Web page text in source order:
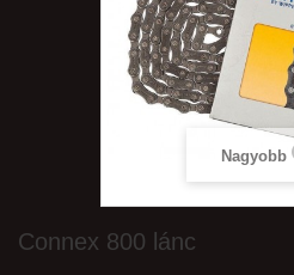
Nagyobb
Connex 800 lánc